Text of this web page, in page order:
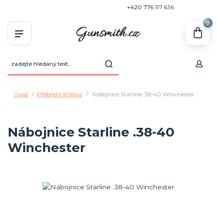
+420 776 117 636
0
Úvod Přebíjení střeliva Nábojnice Starline .38-40 Winchester
Nábojnice Starline .38-40
Winchester